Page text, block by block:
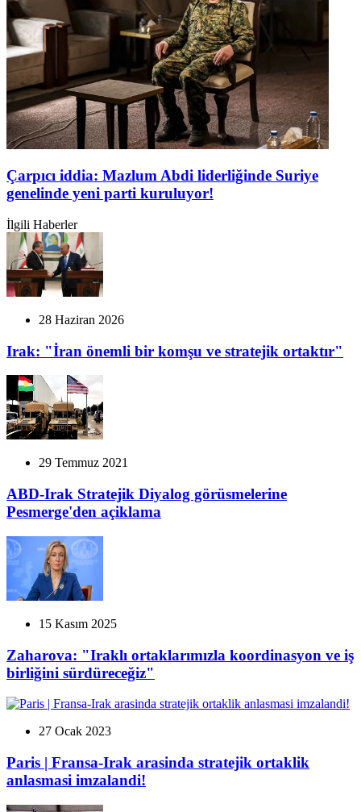
Çarpıcı iddia: Mazlum Abdi liderliğinde Suriye
genelinde yeni parti kuruluyor!
İlgili Haberler
28 Haziran 2026
Irak: "İran önemli bir komşu ve stratejik ortaktır"
29 Temmuz 2021
ABD-Irak Stratejik Diyalog görüsmelerine
Pesmerge'den açiklama
15 Kasım 2025
Zaharova: "Iraklı ortaklarımızla koordinasyon ve iş
birliğini sürdüreceğiz"
27 Ocak 2023
Paris | Fransa-Irak arasinda stratejik ortaklik
anlasmasi imzalandi!